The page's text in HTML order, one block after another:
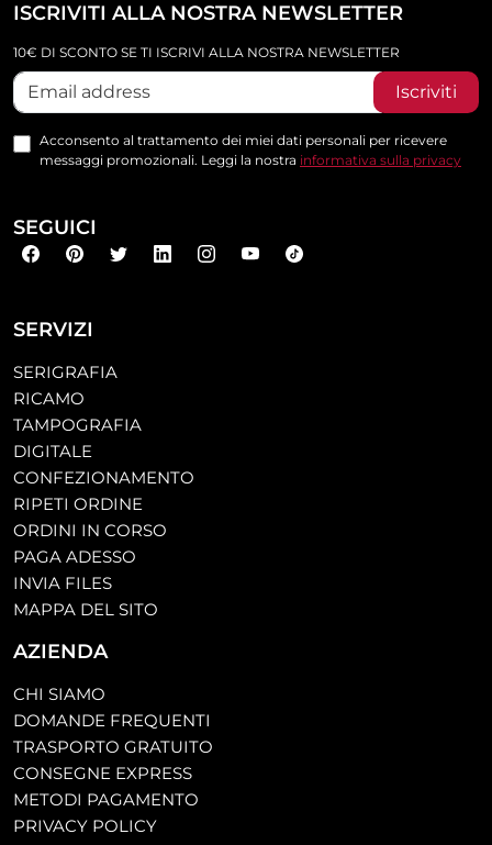
SERVIZI
SERIGRAFIA
RICAMO
TAMPOGRAFIA
DIGITALE
CONFEZIONAMENTO
RIPETI ORDINE
ORDINI IN CORSO
PAGA ADESSO
INVIA FILES
MAPPA DEL SITO
AZIENDA
CHI SIAMO
DOMANDE FREQUENTI
TRASPORTO GRATUITO
CONSEGNE EXPRESS
METODI PAGAMENTO
PRIVACY POLICY
ISCRIVITI ALLA NOSTRA NEWSLETTER
10€ DI SCONTO SE TI ISCRIVI ALLA NOSTRA NEWSLETTER
Iscriviti
Acconsento al trattamento dei miei dati personali per ricevere
messaggi promozionali. Leggi la nostra informativa sulla privacy
SEGUICI